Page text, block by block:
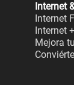
Internet
Internet
Internet
Mejora